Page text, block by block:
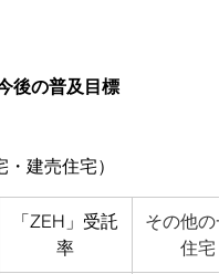
後の普及目標
建売住宅）
「ZEH」受託
率
その他の
住宅